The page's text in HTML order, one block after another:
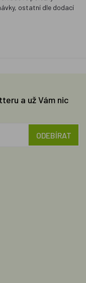
ostatní dle dodací
a už Vám nic
ODEBÍRAT